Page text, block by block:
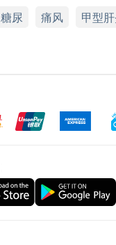
糖尿 痛风
甲型